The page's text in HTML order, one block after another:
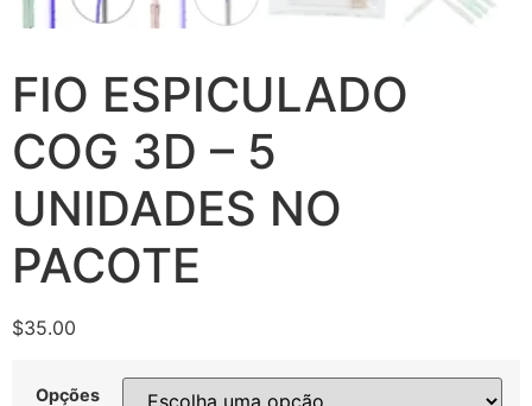
FIO ESPICULADO
COG 3D – 5
UNIDADES NO
PACOTE
$35.00
Opções